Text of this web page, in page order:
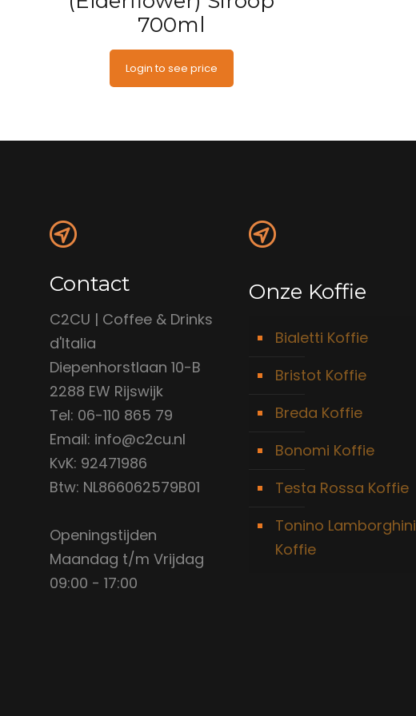
700ml
Login to see price
Contact
C2CU | Coffee & Drinks
d'Italia
Diepenhorstlaan 10-B
2288 EW Rijswijk
Tel: 06-110 865 79
Email: info@c2cu.nl
KvK: 92471986
Btw: NL866062579B01
Openingstijden
Maandag t/m Vrijdag
09:00 - 17:00
Onze Koffie
Bialetti Koffie
Bristot Koffie
Breda Koffie
Bonomi Koffie
Testa Rossa Koffie
Tonino Lamborghini
Koffie